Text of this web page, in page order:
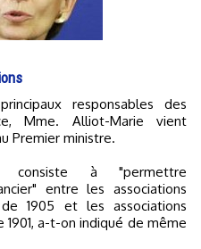
Mme. Alliot-Marie vient
Premier ministre.
consiste à "permettre
entre les associations
1905 et les associations
a-t-on indiqué de même